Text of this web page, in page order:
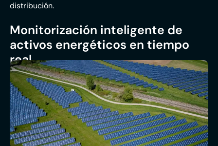
distribución.
Monitorización inteligente de
activos energéticos en tiempo
real